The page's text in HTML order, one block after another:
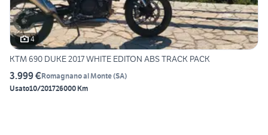
4
KTM 690 DUKE 2017 WHITE EDITON ABS TRACK PACK
3.999 €Romagnano al Monte(SA)
Usato10/201726000 Km